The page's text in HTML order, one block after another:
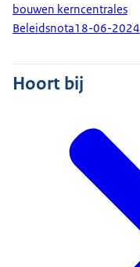
bouwen kerncentrales
Beleidsnota18-06-2024
Hoort bij